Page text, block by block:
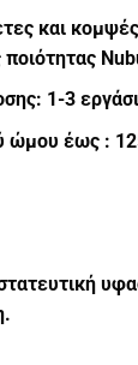
και κομψές
1-3
ώμου έως :